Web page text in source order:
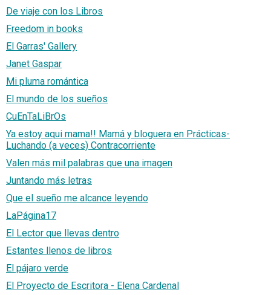
De viaje con los Libros
Freedom in books
El Garras' Gallery
Janet Gaspar
Mi pluma romántica
El mundo de los sueños
CuEnTaLiBrOs
Ya estoy aqui mama!! Mamá y bloguera en Prácticas-
Luchando (a veces) Contracorriente
Valen más mil palabras que una imagen
Juntando más letras
Que el sueño me alcance leyendo
LaPágina17
El Lector que llevas dentro
Estantes llenos de libros
El pájaro verde
El Proyecto de Escritora - Elena Cardenal